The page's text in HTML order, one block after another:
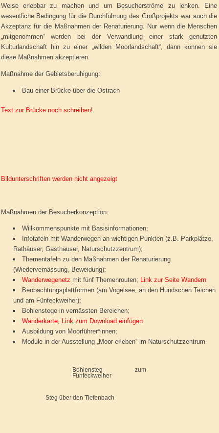
Weise erlebbar zu machen und um Besucherströme zu lenken. Eine
wesentliche Bedingung für die Durchführung des Großprojekts war auch die
Akzeptanz für die Maßnahmen der Renaturierung. Nur wenn die Menschen
„mitgenommen“ werden bei der Verwandlung einer stark genutzten
Kulturlandschaft hin zu einer „wilden Moorlandschaft“, dann können sie
diese Maßnahmen akzeptieren.
Maßnahme der Gebietsberuhigung:
Bau einer Brücke über die Ostrach
Text zur Brücke noch schreiben!
Bildunterschriften werden nicht angezeigt
Maßnahmen der Besucherkonzeption:
Willkommenspunkte mit Basisinformationen;
Infotafeln mit Wanderwegen an wichtigen Punkten (z.B. Parkplätze,
Rathäuser, Gasthäuser, Naturschutzzentrum);
Thementafeln zu den Maßnahmen der Renaturierung
(Wiedervernässung, Beweidung);
Wanderwegenetz mit fünf Themenrouten; Link zur Seite Wandern
Beobachtungsplattformen (am Vogelsee, an den Hundschen Teichen
und am Fünfeckweiher);
Bohlenstege in vernässten Bereichen;
Wanderkarte; Link zum Download einfügen
Ausbildung von Moorführer*innen;
Module in der Ausstellung „Moor erleben“ im Naturschutzzentrum
Bohlensteg zum
Fünfeckweiher
Steg über den Tiefenbach